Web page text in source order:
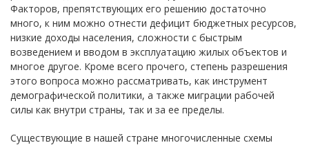
Факторов, препятствующих его решению достаточно
много, к ним можно отнести дефицит бюджетных ресурсов,
низкие доходы населения, сложности с быстрым
возведением и вводом в эксплуатацию жилых объектов и
многое другое. Кроме всего прочего, степень разрешения
этого вопроса можно рассматривать, как инструмент
демографической политики, а также миграции рабочей
силы как внутри страны, так и за ее пределы.
Существующие в нашей стране многочисленные схемы